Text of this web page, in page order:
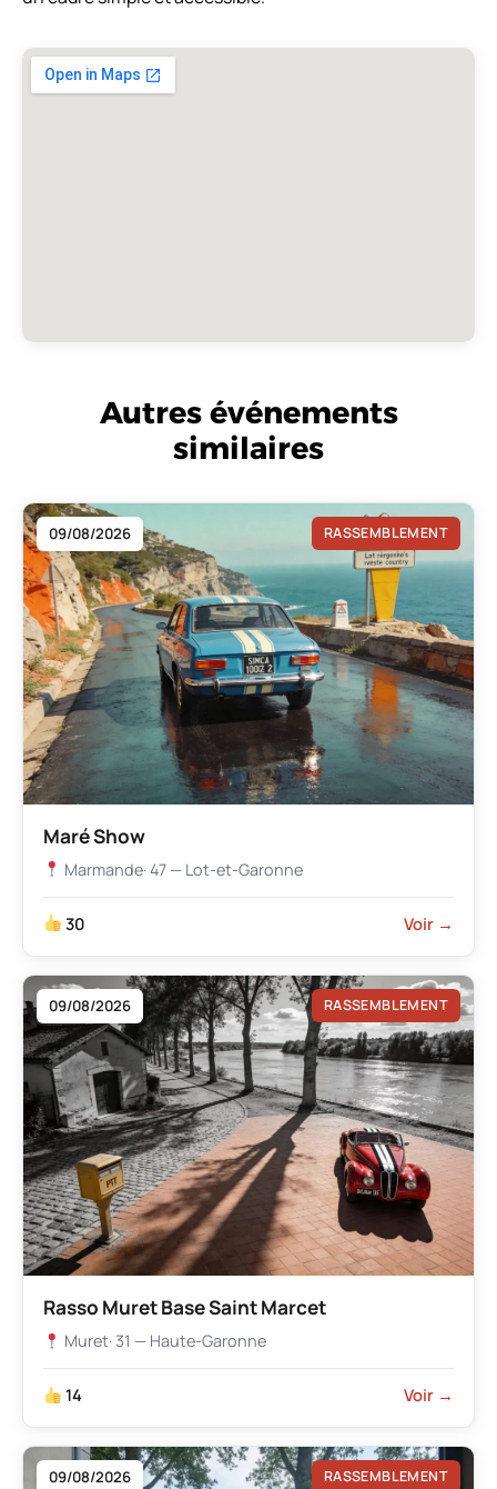
Autres événements
similaires
09/08/2026 RASSEMBLEMENT
Maré Show
Marmande· 47 — Lot-et-Garonne
30 Voir →
09/08/2026 RASSEMBLEMENT
Rasso Muret Base Saint Marcet
Muret· 31 — Haute-Garonne
14 Voir →
09/08/2026 RASSEMBLEMENT